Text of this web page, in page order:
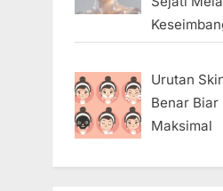
Urutan
Benar Biar
Maksimal